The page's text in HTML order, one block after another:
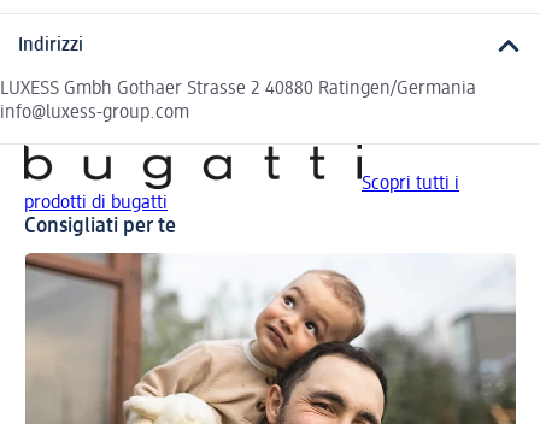
Indirizzi
LUXESS Gmbh Gothaer Strasse 2 40880 Ratingen/Germania
info@luxess-group.com
Scopri tutti i
prodotti di bugatti
Consigliati per te